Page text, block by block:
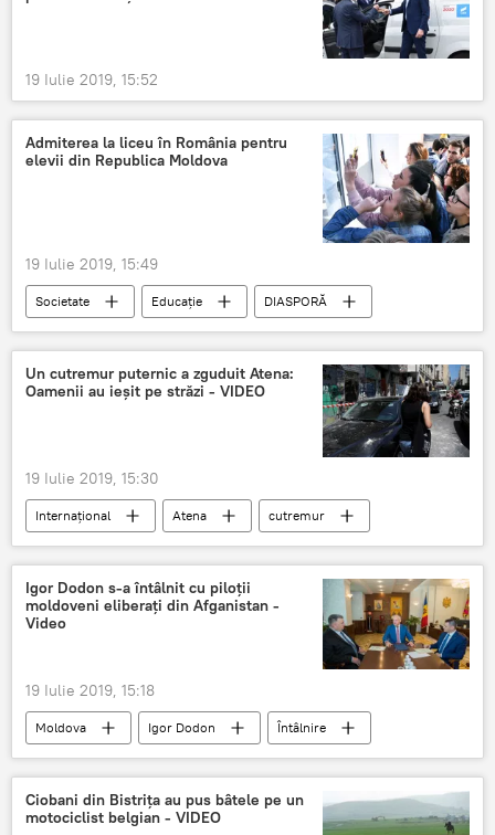
19 Iulie 2019, 15:52
Admiterea la liceu în România pentru
elevii din Republica Moldova
19 Iulie 2019, 15:49
Societate Educație
DIASPORĂ
Moldova
admitere
licee
România
Un cutremur puternic a zguduit Atena:
Oamenii au ieșit pe străzi - VIDEO
19 Iulie 2019, 15:30
Internaţional Atena cutremur
Igor Dodon s-a întâlnit cu piloții
moldoveni eliberați din Afganistan -
Video
19 Iulie 2019, 15:18
Moldova Igor Dodon
Întâlnire
piloți
Ciobani din Bistrița au pus bâtele pe un
motociclist belgian - VIDEO